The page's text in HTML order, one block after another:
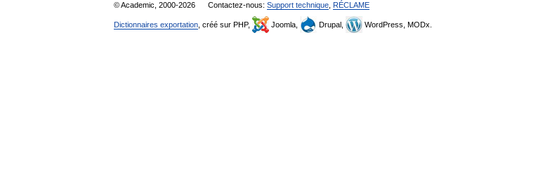
© Academic, 2000-2026 Contactez-nous: Support technique RÉCLAME
Dictionnaires exportation , créé sur PHP, Joomla, Drupal, WordPress, MODx.